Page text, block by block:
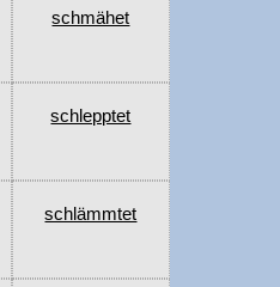
schmähet
schlepptet
schlämmtet